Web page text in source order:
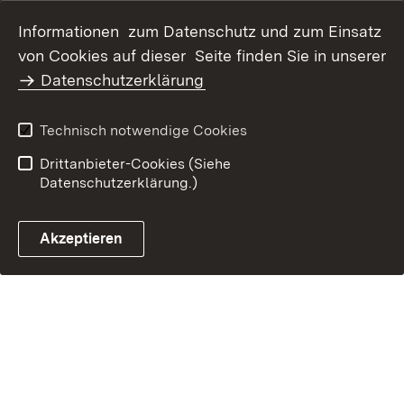
Barrierefreiheit
Benutzungshinweise
Impressum
Informationen zum Datenschutz und zum Einsatz
von Cookies auf dieser Seite finden Sie in unserer
Datenschutzerklärung
Technisch notwendige Cookies
Drittanbieter-Cookies (Siehe
Datenschutzerklärung.)
Akzeptieren